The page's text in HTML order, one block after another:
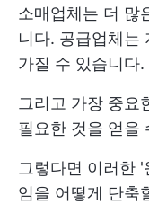
소매업체는 더 많
니다. 공급업체는
가질 수 있습니다.
그리고 가장 중요
필요한 것을 얻을
그렇다면 이러한 '
임을 어떻게 단축